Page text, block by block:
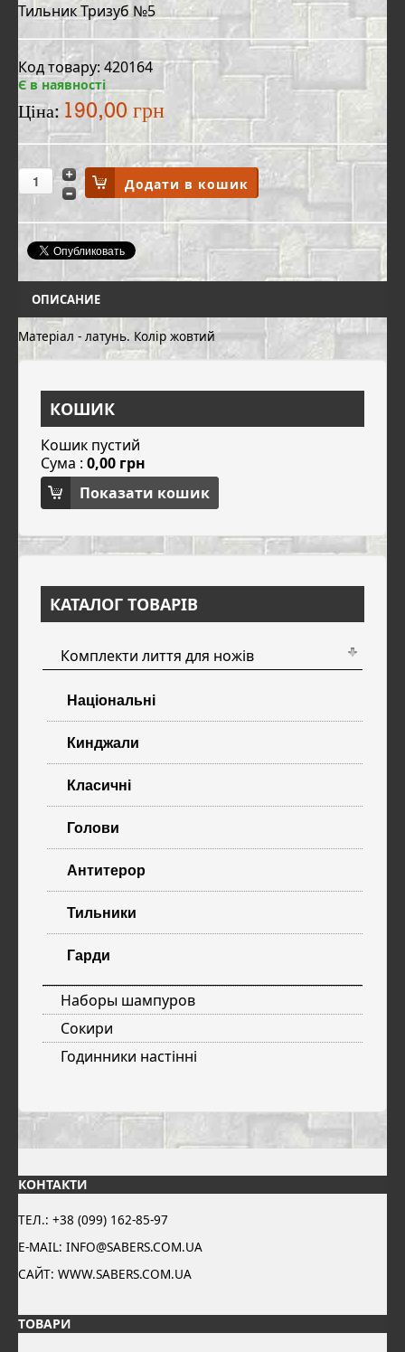
Тильник Тризуб №5
Код товару: 420164
Є в наявності
Ціна: 190,00 грн
ОПИСАНИЕ
Матеріал - латунь. Колір жовтий
КОШИК
Кошик пустий
Сума : 0,00 грн
Показати кошик
КАТАЛОГ ТОВАРІВ
Комплекти лиття для ножів
Національні
Кинджали
Класичні
Голови
Антитерор
Тильники
Гарди
Наборы шампуров
Сокири
Годинники настінні
КОНТАКТИ
ТЕЛ.: +38 (099) 162-85-97
E-MAIL: INFO@SABERS.COM.UA
САЙТ: WWW.SABERS.COM.UA
ТОВАРИ